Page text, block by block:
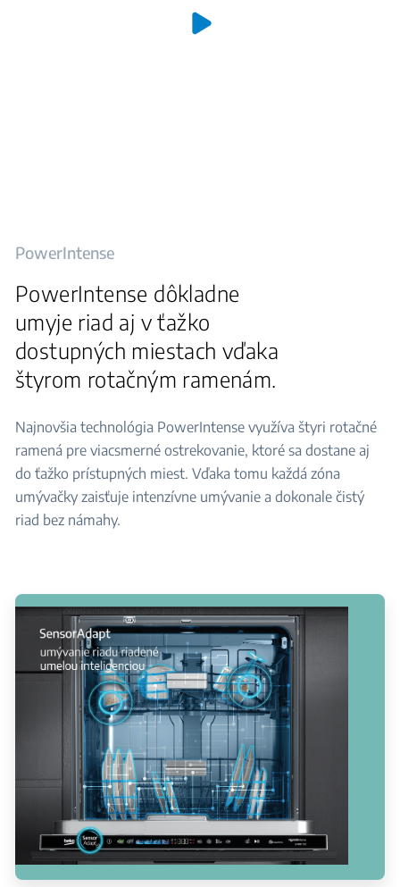
PowerIntense
PowerIntense dôkladne
umyje riad aj v ťažko
dostupných miestach vďaka
štyrom rotačným ramenám.
Najnovšia technológia PowerIntense využíva štyri rotačné
ramená pre viacsmerné ostrekovanie, ktoré sa dostane aj
do ťažko prístupných miest. Vďaka tomu každá zóna
umývačky zaisťuje intenzívne umývanie a dokonale čistý
riad bez námahy.